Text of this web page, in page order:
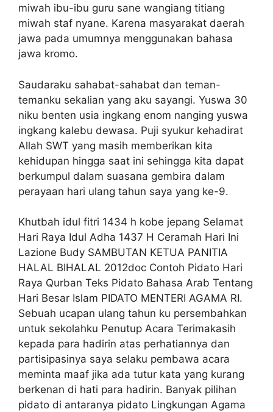
miwah ibu-ibu guru sane wangiang titiang
miwah staf nyane. Karena masyarakat daerah
jawa pada umumnya menggunakan bahasa
jawa kromo.
Saudaraku sahabat-sahabat dan teman-
temanku sekalian yang aku sayangi. Yuswa 30
niku benten usia ingkang enom nanging yuswa
ingkang kalebu dewasa. Puji syukur kehadirat
Allah SWT yang masih memberikan kita
kehidupan hingga saat ini sehingga kita dapat
berkumpul dalam suasana gembira dalam
perayaan hari ulang tahun saya yang ke-9.
Khutbah idul fitri 1434 h kobe jepang Selamat
Hari Raya Idul Adha 1437 H Ceramah Hari Ini
Lazione Budy SAMBUTAN KETUA PANITIA
HALAL BIHALAL 2012doc Contoh Pidato Hari
Raya Qurban Teks Pidato Bahasa Arab Tentang
Hari Besar Islam PIDATO MENTERI AGAMA RI.
Sebuah ucapan ulang tahun ku persembahkan
untuk sekolahku Penutup Acara Terimakasih
kepada para hadirin atas perhatiannya dan
partisipasinya saya selaku pembawa acara
meminta maaf jika ada tutur kata yang kurang
berkenan di hati para hadirin. Banyak pilihan
pidato di antaranya pidato Lingkungan Agama